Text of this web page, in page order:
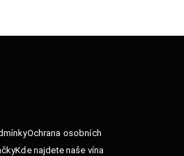
Ochrana osobních
Kde najdete naše vína